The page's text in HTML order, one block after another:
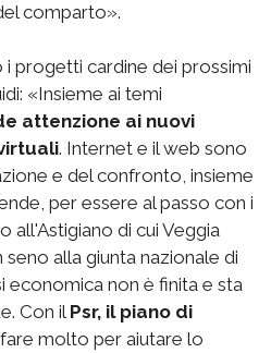
comparto».
i progetti cardine dei prossimi
«Insieme ai temi
attenzione ai nuovi
. Internet e il web sono
e del confronto, insieme
per essere al passo con i
all'Astigiano di cui Veggia
alla giunta nazionale di
economica non è finita e sta
Con ilPsr, il piano di
molto per aiutare lo